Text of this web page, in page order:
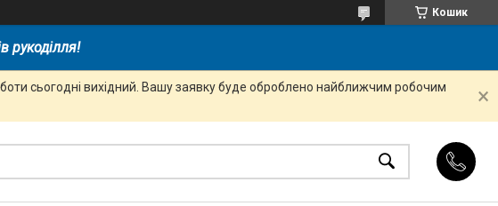
Кошик
рукоділля!
сьогодні вихідний. Вашу заявку буде оброблено найближчим робочим